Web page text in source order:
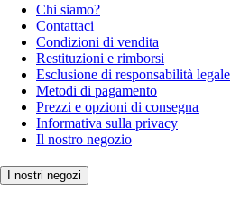
Chi siamo?
Contattaci
Condizioni di vendita
Restituzioni e rimborsi
Esclusione di responsabilità legale
Metodi di pagamento
Prezzi e opzioni di consegna
Informativa sulla privacy
Il nostro negozio
I nostri negozi